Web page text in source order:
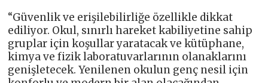
“Güvenlik ve erişilebilirliğe özellikle dikkat
ediliyor. Okul, sınırlı hareket kabiliyetine sahip
gruplar için koşullar yaratacak ve kütüphane,
kimya ve fizik laboratuvarlarının olanaklarını
genişletecek. Yenilenen okulun genç nesil için